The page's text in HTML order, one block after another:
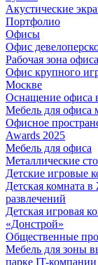
Акустические
Портфолио
Офисы
Офис
Рабочая зона
Офис крупного
Москве
Оснащение офиса
Мебель для офиса
Офисное
Awards 2025
Мебель для офиса
Металлические
Детские игровые
Детская комната
развлечений
Детская игровая
«Донстрой»
Общественные
Мебель для зоны
парке IT-компании